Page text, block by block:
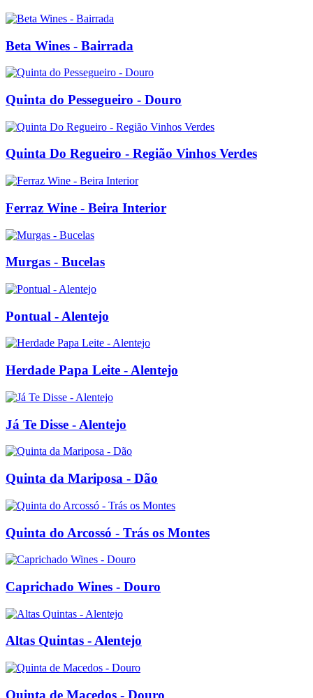
Beta Wines - Bairrada
Quinta do Pessegueiro - Douro
Quinta Do Regueiro - Região Vinhos Verdes
Ferraz Wine - Beira Interior
Murgas - Bucelas
Pontual - Alentejo
Herdade Papa Leite - Alentejo
Já Te Disse - Alentejo
Quinta da Mariposa - Dão
Quinta do Arcossó - Trás os Montes
Caprichado Wines - Douro
Altas Quintas - Alentejo
Quinta de Macedos - Douro